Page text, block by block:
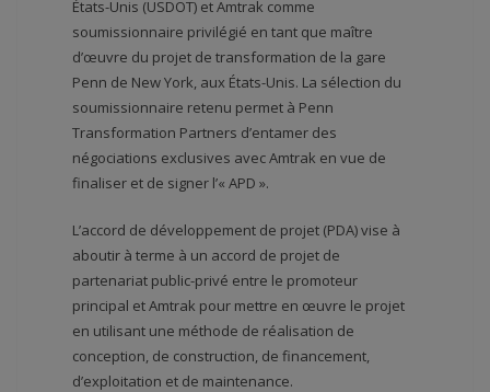
États-Unis (USDOT) et Amtrak comme
soumissionnaire privilégié en tant que maître
d’œuvre du projet de transformation de la gare
Penn de New York, aux États-Unis. La sélection du
soumissionnaire retenu permet à Penn
Transformation Partners d’entamer des
négociations exclusives avec Amtrak en vue de
finaliser et de signer l’« APD ».
L’accord de développement de projet (PDA) vise à
aboutir à terme à un accord de projet de
partenariat public-privé entre le promoteur
principal et Amtrak pour mettre en œuvre le projet
en utilisant une méthode de réalisation de
conception, de construction, de financement,
d’exploitation et de maintenance.